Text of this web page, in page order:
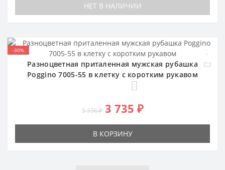
НЕТ В НАЛИЧИИ
-30%
Разноцветная приталенная мужская рубашка
Poggino 7005-55 в клетку с коротким рукавом
5 336 ₽ 3 735 ₽
В КОРЗИНУ